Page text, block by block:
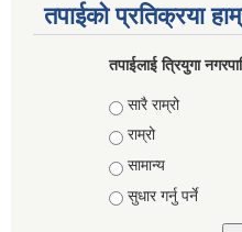
तपाईको प्रतिक्रया
तपाईलाई त्रियुगा
Choices
सारै राम्रो
राम्रो
सामान्य
सुधार गर्नु पर्ने